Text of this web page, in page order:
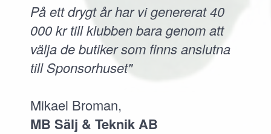
På ett drygt år har vi genererat 40
000 kr till klubben bara genom att
välja de butiker som finns anslutna
till Sponsorhuset"
Mikael Broman,
MB Sälj & Teknik AB